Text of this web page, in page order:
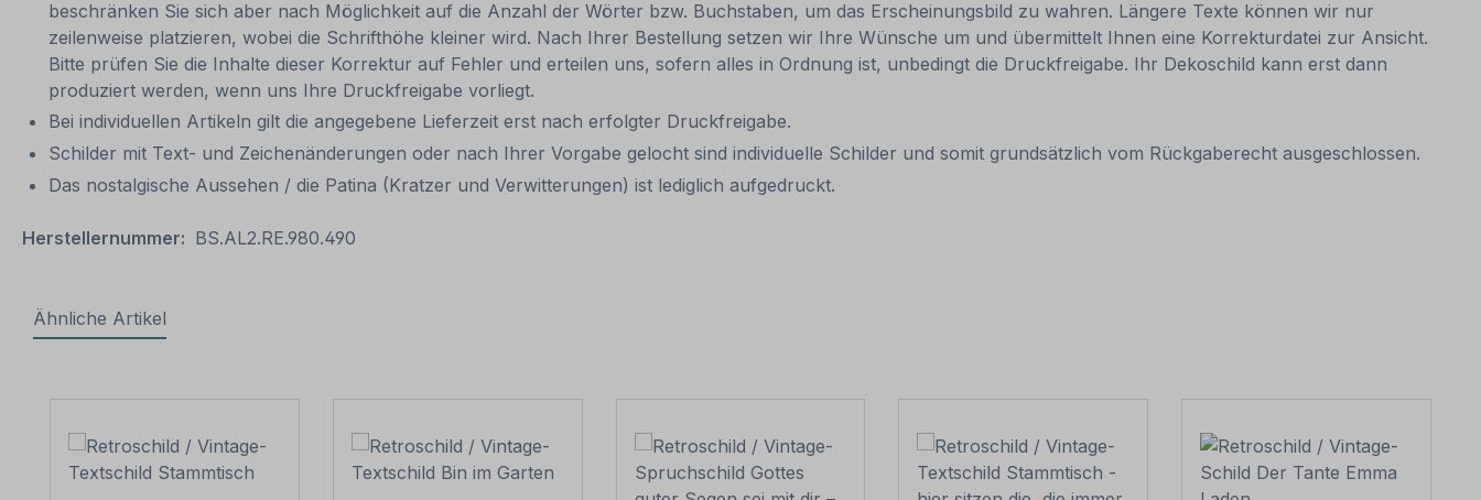
beschränken Sie sich aber nach Möglichkeit auf die Anzahl der Wörter bzw. Buchstaben, um das Erscheinungsbild zu wahren. Längere Texte können wir nur
zeilenweise platzieren, wobei die Schrifthöhe kleiner wird. Nach Ihrer Bestellung setzen wir Ihre Wünsche um und übermittelt Ihnen eine Korrekturdatei zur Ansicht.
Bitte prüfen Sie die Inhalte dieser Korrektur auf Fehler und erteilen uns, sofern alles in Ordnung ist, unbedingt die Druckfreigabe. Ihr Dekoschild kann erst dann
produziert werden, wenn uns Ihre Druckfreigabe vorliegt.
Bei individuellen Artikeln gilt die angegebene Lieferzeit erst nach erfolgter Druckfreigabe.
Schilder mit Text- und Zeichenänderungen oder nach Ihrer Vorgabe gelocht sind individuelle Schilder und somit grundsätzlich vom Rückgaberecht ausgeschlossen.
Das nostalgische Aussehen / die Patina (Kratzer und Verwitterungen) ist lediglich aufgedruckt.
Herstellernummer: BS.AL2.RE.980.490
Ähnliche Artikel